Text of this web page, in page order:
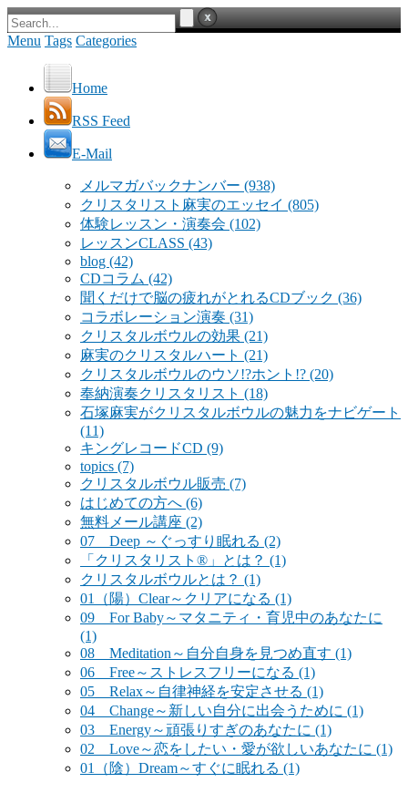
Menu Tags Categories
Home
RSS Feed
E-Mail
メルマガバックナンバー (938)
クリスタリスト麻実のエッセイ (805)
体験レッスン・演奏会 (102)
レッスンCLASS (43)
blog (42)
CDコラム (42)
聞くだけで脳の疲れがとれるCDブック (36)
コラボレーション演奏 (31)
クリスタルボウルの効果 (21)
麻実のクリスタルハート (21)
クリスタルボウルのウソ!?ホント!? (20)
奉納演奏クリスタリスト (18)
石塚麻実がクリスタルボウルの魅力をナビゲート
(11)
キングレコードCD (9)
topics (7)
クリスタルボウル販売 (7)
はじめての方へ (6)
無料メール講座 (2)
07 Deep ～ぐっすり眠れる (2)
「クリスタリスト®」とは？ (1)
クリスタルボウルとは？ (1)
01（陽）Clear～クリアになる (1)
09 For Baby～マタニティ・育児中のあなたに
(1)
08 Meditation～自分自身を見つめ直す (1)
06 Free～ストレスフリーになる (1)
05 Relax～自律神経を安定させる (1)
04 Change～新しい自分に出会うために (1)
03 Energy～頑張りすぎのあなたに (1)
02 Love～恋をしたい・愛が欲しいあなたに (1)
01（陰）Dream～すぐに眠れる (1)